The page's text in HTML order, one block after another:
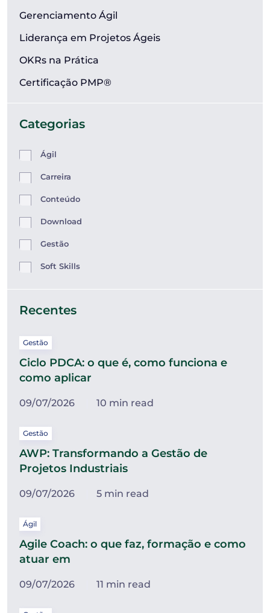
Gerenciamento Ágil
Liderança em Projetos Ágeis
OKRs na Prática
Certificação PMP®
Categorias
Ágil
Carreira
Conteúdo
Download
Gestão
Soft Skills
Recentes
Gestão
Ciclo PDCA: o que é, como funciona e
como aplicar
09/07/2026 10 min read
Gestão
AWP: Transformando a Gestão de
Projetos Industriais
09/07/2026 5 min read
Ágil
Agile Coach: o que faz, formação e como
atuar em
09/07/2026 11 min read